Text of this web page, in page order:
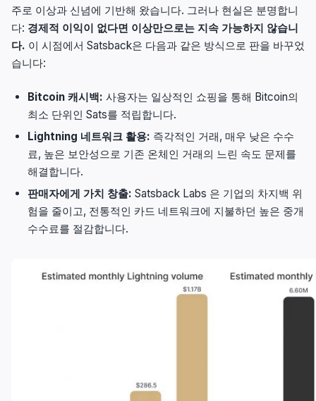
주로 이상과 신념에 기반해 왔습니다. 그러나 현실은 분명합니
다: 경제적 이익이 없다면 이상만으로는 지속 가능하지 않습니
다. 이 시점에서 Satsback은 다음과 같은 방식으로 판을 바꾸었
습니다:
Bitcoin 캐시백: 사용자는 일상적인 쇼핑을 통해 Bitcoin의
최소 단위인 Sats를 적립합니다.
Lightning 네트워크 활용: 즉각적인 거래, 매우 낮은 수수
료, 높은 보안성으로 기존 온체인 거래의 느린 속도 문제를
해결합니다.
판매자에게 가치 창출: Satsback Labs 은 기업의 차지백 위
험을 줄이고, 전통적인 카드 네트워크에 지불하던 높은 중개
수수료를 절감합니다.